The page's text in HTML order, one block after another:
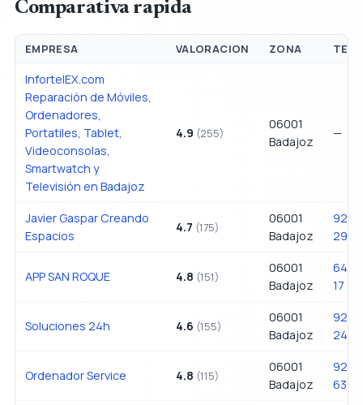
Comparativa rapida
EMPRESA VALORACION ZONA
InfortelEX.com
Reparación de Móviles,
Ordenadores,
Portatiles, Tablet,
Videoconsolas,
Smartwatch y
Televisión en Badajoz
4.9 (255)
06001
Badajoz
—
Javier Gaspar Creando
Espacios
4.7 (175)
06001
Badajoz
924
29
APP SAN ROQUE 4.8 (151)
06001
Badajoz
642
17
Soluciones 24h 4.6 (155)
06001
Badajoz
924
24
Ordenador Service 4.8 (115)
06001
Badajoz
924
63